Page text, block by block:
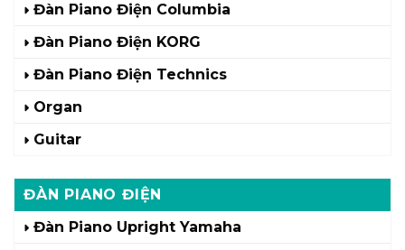
Đàn Piano Điện Columbia
Đàn Piano Điện KORG
Đàn Piano Điện Technics
Organ
Guitar
ĐÀN PIANO ĐIỆN
Đàn Piano Upright Yamaha